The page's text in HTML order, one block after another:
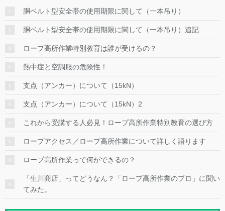
胴ベルト型安全帯の使用期限に関して（一本吊り）
胴ベルト型安全帯の使用期限に関して（一本吊り）追記
ロープ高所作業特別教育は誰が受けるの？
熱中症と空調服の危険性！
支点（アンカー）について（15kN）
支点（アンカー）について（15kN）2
これから受講する人必見！ロープ高所作業特別教育の選び方
ロープアクセス／ロープ高所作業について詳しく語ります
ロープ高所作業って何ができるの？
「生川商店」ってどうなん？「ロープ高所作業のプロ」に聞い
てみた。